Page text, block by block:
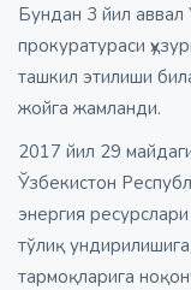
Бундан 3 йил
прокуратураси
ташкил этилиши
жойга жамланди.
2017 йил 29
Ўзбекистон
энергия
тўлиқ
тармоқларига